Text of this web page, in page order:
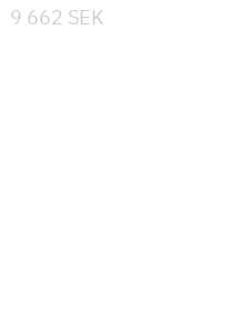
9 662 SEK